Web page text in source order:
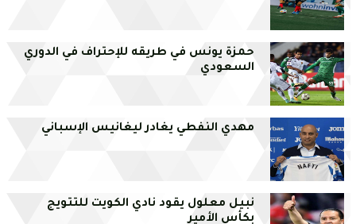
حمزة يونس في طريقه للإحتراف في الدوري
السعودي
مهدي النفطي يغادر ليغانيس الإسباني
نبيل معلول يقود نادي الكويت للتتويج
بكأس الأمير